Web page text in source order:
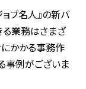
ブ名人』の新バ
る業務はさまざ
かかる事務作
事例がございま